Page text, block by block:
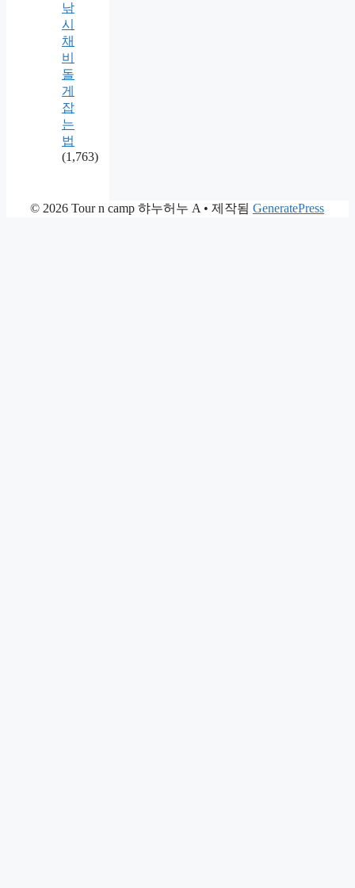
낚
시
채
비
돌
게
잡
는
법
(1,763)
© 2026 Tour n camp 햐누허누 A • 제작됨 GeneratePress